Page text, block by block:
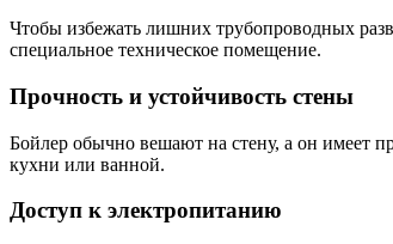
Чтобы избежать лишних трубопроводных
специальное техническое помещение.
Прочность и устойчивость стены
Бойлер обычно вешают на стену, а он имеет
кухни или ванной.
Доступ к электропитанию